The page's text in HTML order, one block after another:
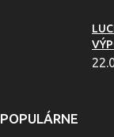
POPULÁRNE